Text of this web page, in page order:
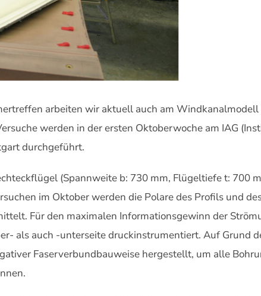
arbeiten wir aktuell auch am Windkanalmodell
werden in der ersten Oktoberwoche am IAG
durchgeführt.
(Spannweite b: 730 mm, Flügeltiefe t: 700
im Oktober werden die Polare des Profils und
Für den maximalen Informationsgewinn der
als auch -unterseite druckinstrumentiert. Auf Grund
Faserverbundbauweise hergestellt, um alle